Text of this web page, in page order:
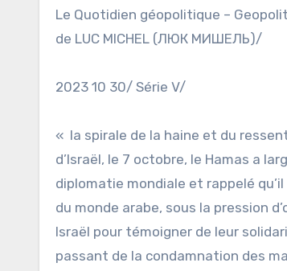
Le Quotidien géopolitique –
de LUC MICHEL (ЛЮК МИШЕЛЬ)/
2023 10 30/ Série V/
« la spirale de la haine et du
d’Israël, le 7 octobre, le Hamas a
diplomatie mondiale et rappelé
du monde arabe, sous la pression
Israël pour témoigner de leur
passant de la condamnation des